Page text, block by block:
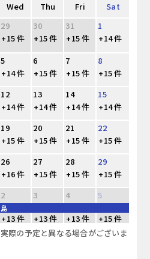
Wed Thu Fri
Sat
29 30 31
1
+15 件 +15 件 +15 件
+14 件
5 6 7
8
+14 件 +15 件 +15 件
+15 件
12 13 14
15
+14 件 +14 件 +14 件
+14 件
19 20 21
22
+15 件 +15 件 +15 件
+15 件
26 27 28
29
+16 件 +15 件 +15 件
+15 件
2 3 4 5
+13 件 +13 件 +13 件
+15 件
際の予定と異なる場合がございま